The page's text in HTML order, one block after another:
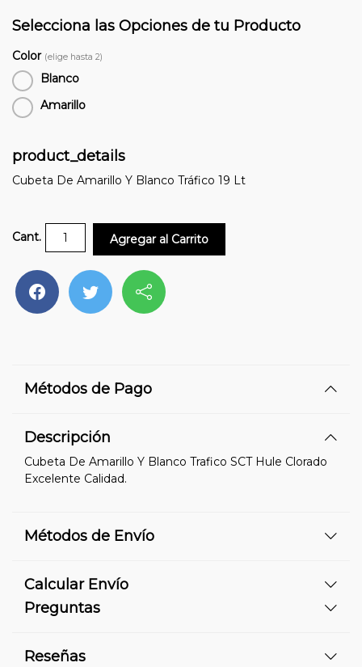
Selecciona las Opciones de tu Producto
Color (elige hasta 2)
Blanco
Amarillo
product_details
Cubeta De Amarillo Y Blanco Tráfico 19 Lt
Cant. Agregar al Carrito
Métodos de Pago
Descripción
Cubeta De Amarillo Y Blanco Trafico SCT Hule Clorado
Excelente Calidad.
Métodos de Envío
Calcular Envío
Preguntas
Reseñas